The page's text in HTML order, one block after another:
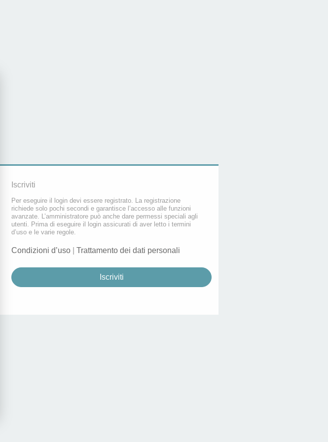
Iscriviti
Per eseguire il login devi essere registrato. La registrazione
richiede solo pochi secondi e garantisce l’accesso alle funzioni
avanzate. L’amministratore può anche dare permessi speciali agli
utenti. Prima di eseguire il login assicurati di aver letto i termini
d’uso e le varie regole.
Condizioni d’uso Trattamento dei dati personali
Iscriviti